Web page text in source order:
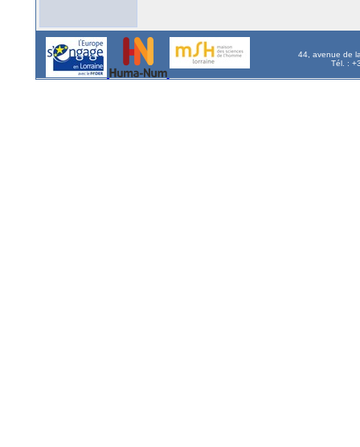
44, avenue de
Tél. :